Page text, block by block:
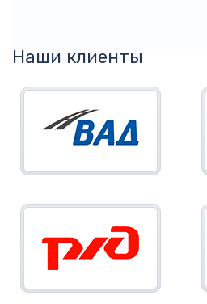
Наши клиенты